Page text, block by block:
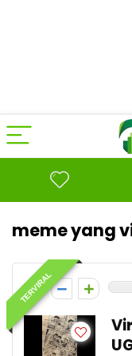
meme yang
TERVIRAL
0